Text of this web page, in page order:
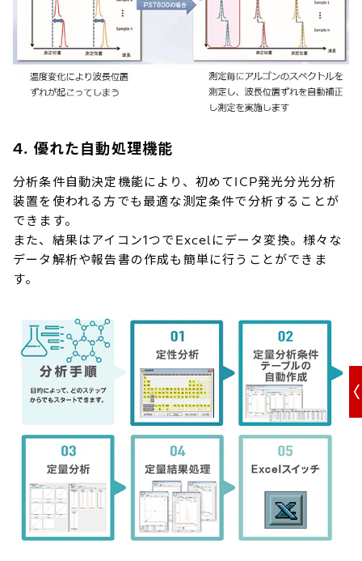
4. 優れた自動処理機能
分析条件自動決定機能により、初めてICP発光分光分析
装置を使われる方でも最適な測定条件で分析することが
できます。
また、結果はアイコン1つでExcelにデータ変換。様々な
データ解析や報告書の作成も簡単に行うことができま
す。